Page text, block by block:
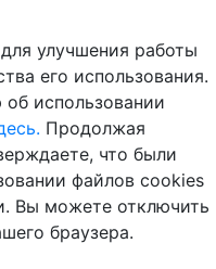
улучшения работы
его использования.
использовании
Продолжая
что были
файлов cookies
Вы можете отключить
браузера.